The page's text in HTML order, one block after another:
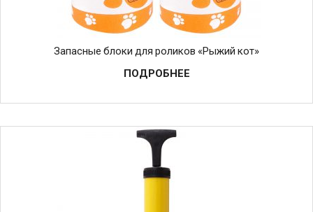
Запасные блоки для роликов «Рыжий кот»
ПОДРОБНЕЕ